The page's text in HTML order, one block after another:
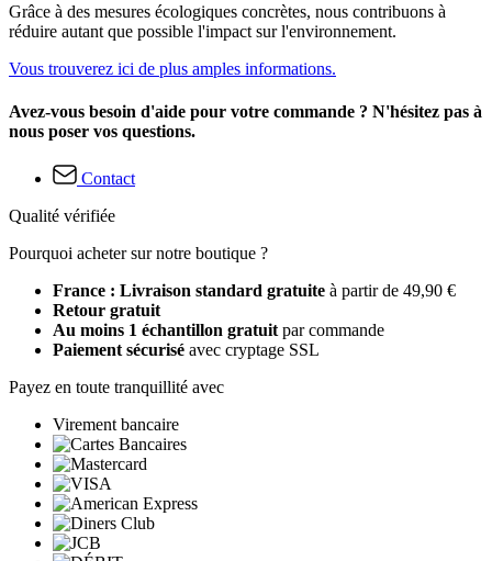
Grâce à des mesures écologiques concrètes, nous contribuons à
réduire autant que possible l'impact sur l'environnement.
Vous trouverez ici de plus amples informations.
Avez-vous besoin d'aide pour votre commande ? N'hésitez pas à
nous poser vos questions.
Contact
Qualité vérifiée
Pourquoi acheter sur notre boutique ?
France : Livraison standard gratuite à partir de 49,90 €
Retour gratuit
Au moins 1 échantillon gratuit par commande
Paiement sécurisé avec cryptage SSL
Payez en toute tranquillité avec
Virement bancaire